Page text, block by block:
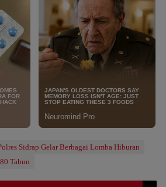
Sidrap Gelar Berbagai Lomba Hiburan
Tahun